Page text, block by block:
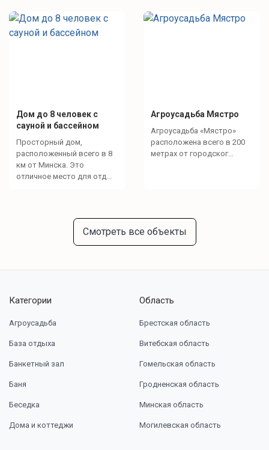
Дом до 8 человек с
сауной и бассейном
Просторный дом,
расположенный всего в 8
км от Минска. Это
отличное место для отд...
Агроусадьба Мястро
Агроусадьба «Мястро»
расположена всего в 200
метрах от городског...
Смотреть все объекты
Категории
Агроусадьба
База отдыха
Банкетный зал
Баня
Беседка
Дома и коттеджи
Область
Брестская область
Витебская область
Гомельская область
Гродненская область
Минская область
Могилевская область